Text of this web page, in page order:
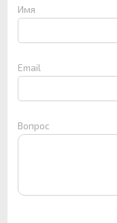
Имя
Email
Вопрос